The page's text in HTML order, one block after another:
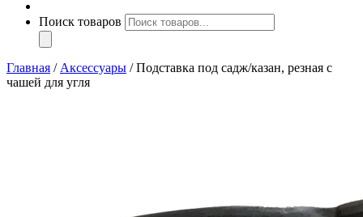
Поиск товаров
Главная /Аксессуары / Подставка под садж/казан, резная с
чашей для угля